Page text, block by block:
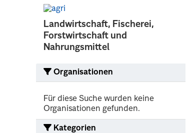
Landwirtschaft, Fischerei,
Forstwirtschaft und
Nahrungsmittel
Organisationen
Für diese Suche wurden keine
Organisationen gefunden.
Kategorien